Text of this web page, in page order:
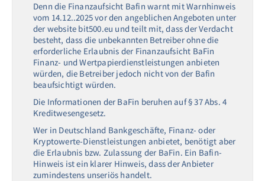
Denn die Finanzaufsicht Bafin warnt mit Warnhinweis
vom 14.12..2025 vor den angeblichen Angeboten unter
der website bit500.eu und teilt mit, dass der Verdacht
besteht, dass die unbekannten Betreiber ohne die
erforderliche Erlaubnis der Finanzaufsicht BaFin
Finanz- und Wertpapierdienstleistungen anbieten
würden, die Betreiber jedoch nicht von der Bafin
beaufsichtigt würden.
Die Informationen der BaFin beruhen auf § 37 Abs. 4
Kreditwesengesetz.
Wer in Deutschland Bankgeschäfte, Finanz- oder
Kryptowerte-Dienstleistungen anbietet, benötigt aber
die Erlaubnis bzw. Zulassung der BaFin. Ein Bafin-
Hinweis ist ein klarer Hinweis, dass der Anbieter
zumindestens unseriös handelt.